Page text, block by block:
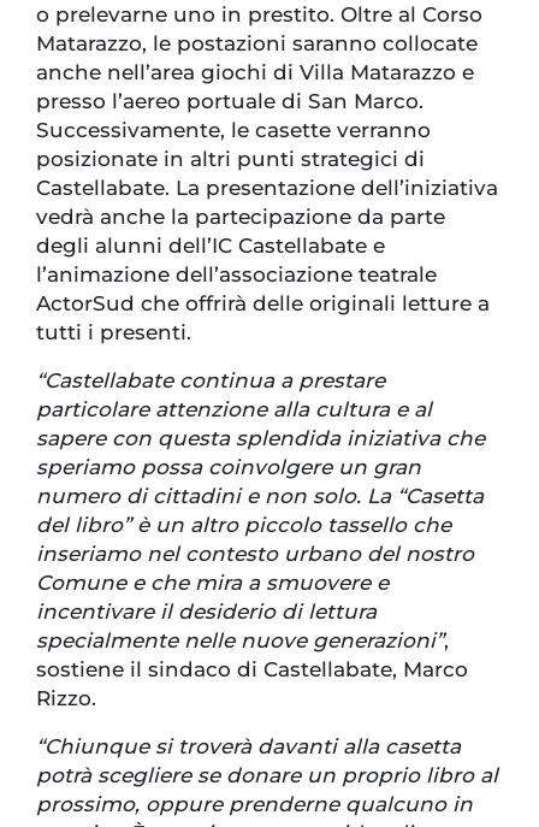
o prelevarne uno in prestito. Oltre al Corso
Matarazzo, le postazioni saranno collocate
anche nell’area giochi di Villa Matarazzo e
presso l’aereo portuale di San Marco.
Successivamente, le casette verranno
posizionate in altri punti strategici di
Castellabate. La presentazione dell’iniziativa
vedrà anche la partecipazione da parte
degli alunni dell’IC Castellabate e
l’animazione dell’associazione teatrale
ActorSud che offrirà delle originali letture a
tutti i presenti.
“Castellabate continua a prestare
particolare attenzione alla cultura e al
sapere con questa splendida iniziativa che
speriamo possa coinvolgere un gran
numero di cittadini e non solo. La “Casetta
del libro” è un altro piccolo tassello che
inseriamo nel contesto urbano del nostro
Comune e che mira a smuovere e
incentivare il desiderio di lettura
specialmente nelle nuove generazioni”,
sostiene il sindaco di Castellabate, Marco
Rizzo.
“Chiunque si troverà davanti alla casetta
potrà scegliere se donare un proprio libro al
prossimo, oppure prenderne qualcuno in